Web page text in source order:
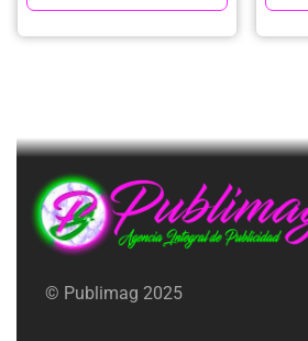
© Publimag 2025